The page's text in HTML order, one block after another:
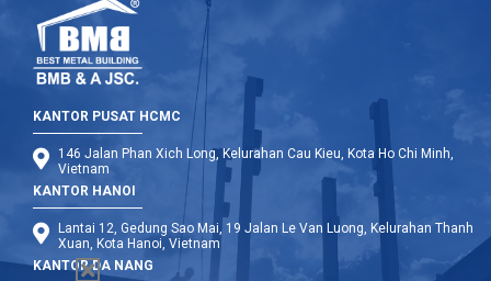
KANTOR PUSAT HCMC
146 Jalan Phan Xich Long, Kelurahan Cau Kieu, Kota Ho Chi Minh,
Vietnam
KANTOR HANOI
Lantai 12, Gedung Sao Mai, 19 Jalan Le Van Luong, Kelurahan Thanh
Xuan, Kota Hanoi, Vietnam
KANTOR DA NANG